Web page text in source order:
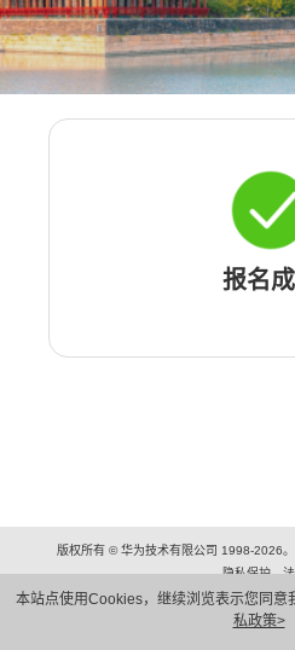
本站点使用Cookies，继续浏览表示您同意
私政策>
报名
版权所有 © 华为技术有限公司 1998-2026
隐私保护